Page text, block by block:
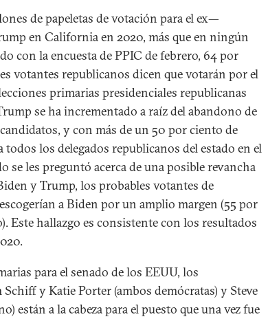
de papeletas de votación para el ex—
en California en 2020, más que en ningún
con la encuesta de PPIC de febrero, 64 por
votantes republicanos dicen que votarán por el
primarias presidenciales republicanas
se ha incrementado a raíz del abandono de
y con más de un 50 por ciento de
todos los delegados republicanos del estado en el
se les preguntó acerca de una posible revancha
y Trump, los probables votantes de
a Biden por un amplio margen (55 por
Este hallazgo es consistente con los resultados
para el senado de los EEUU, los
y Katie Porter (ambos demócratas) y Steve
están a la cabeza para el puesto que una vez fue